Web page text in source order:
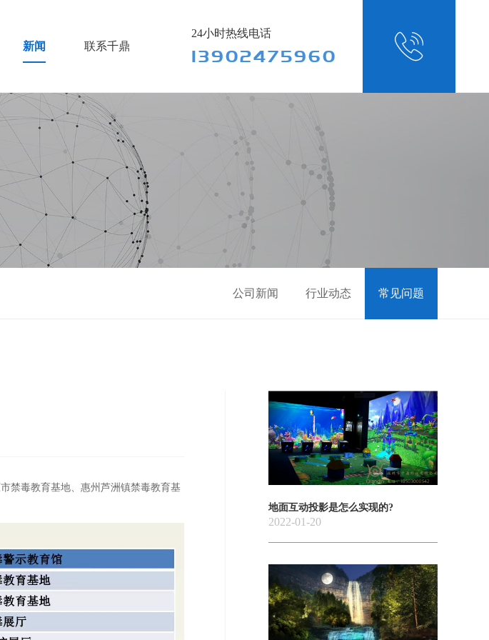
新闻 联系千鼎
24小时热线电话
13902475960 
公司新闻 行业动态 常见问题
禁毒教育基地、惠州芦洲镇禁毒教育基
地面互动投影是怎么实现的?
2022-01-20